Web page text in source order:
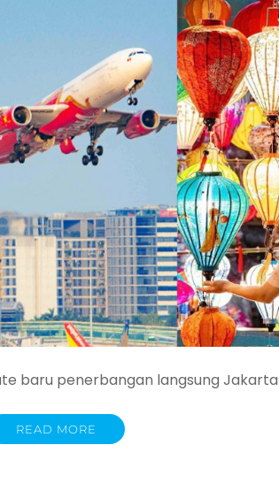
baru penerbangan langsung
READ MORE